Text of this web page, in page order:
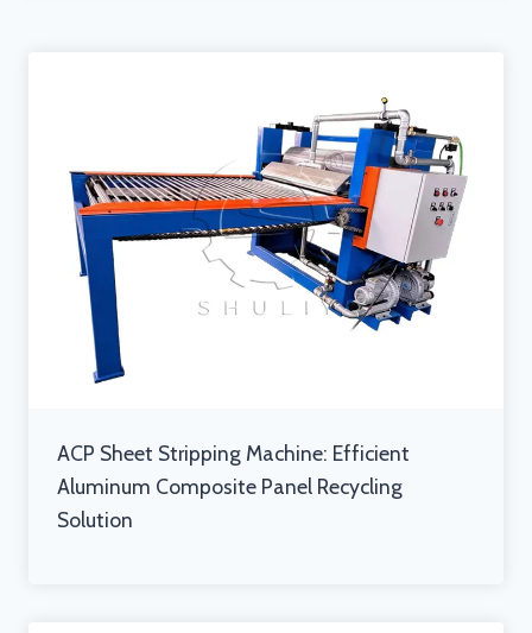
ACP Sheet Stripping Machine: Efficient
Aluminum Composite Panel Recycling
Solution